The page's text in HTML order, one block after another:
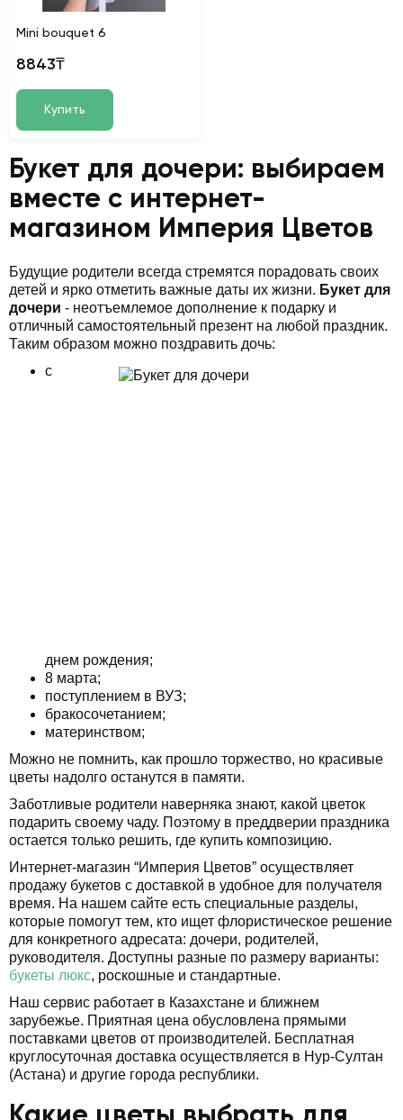
Mini bouquet 6
8843₸
Купить
Букет для дочери: выбираем
вместе с интернет-
магазином Империя Цветов
Будущие родители всегда стремятся порадовать своих
детей и ярко отметить важные даты их жизни. Букет для
дочери - неотъемлемое дополнение к подарку и
отличный самостоятельный презент на любой праздник.
Таким образом можно поздравить дочь:
с
днем рождения;
8 марта;
поступлением в ВУЗ;
бракосочетанием;
материнством;
Можно не помнить, как прошло торжество, но красивые
цветы надолго останутся в памяти.
Заботливые родители наверняка знают, какой цветок
подарить своему чаду. Поэтому в преддверии праздника
остается только решить, где купить композицию.
Интернет-магазин “Империя Цветов” осуществляет
продажу букетов с доставкой в удобное для получателя
время. На нашем сайте есть специальные разделы,
которые помогут тем, кто ищет флористическое решение
для конкретного адресата: дочери, родителей,
руководителя. Доступны разные по размеру варианты:
букеты люкс, роскошные и стандартные.
Наш сервис работает в Казахстане и ближнем
зарубежье. Приятная цена обусловлена прямыми
поставками цветов от производителей. Бесплатная
круглосуточная доставка осуществляется в Нур-Султан
(Астана) и другие города республики.